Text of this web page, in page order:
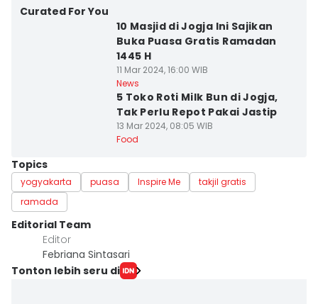
Curated For You
10 Masjid di Jogja Ini Sajikan
Buka Puasa Gratis Ramadan
1445 H
11 Mar 2024, 16:00 WIB
News
5 Toko Roti Milk Bun di Jogja,
Tak Perlu Repot Pakai Jastip
13 Mar 2024, 08:05 WIB
Food
Topics
yogyakarta puasa Inspire Me
takjil gratis
ramada
Editorial Team
Editor
Febriana Sintasari
Tonton lebih seru di